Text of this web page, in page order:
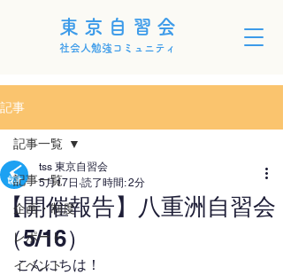
東京自習会
社会人勉強コミュニティ
記事
記事一覧
企画・制度
レポート
イベント
記事一覧
【開催報告】八重洲自習会
（5/16）
tss 東京自習会
5月17日 読了時間: 2分
こんにちは！